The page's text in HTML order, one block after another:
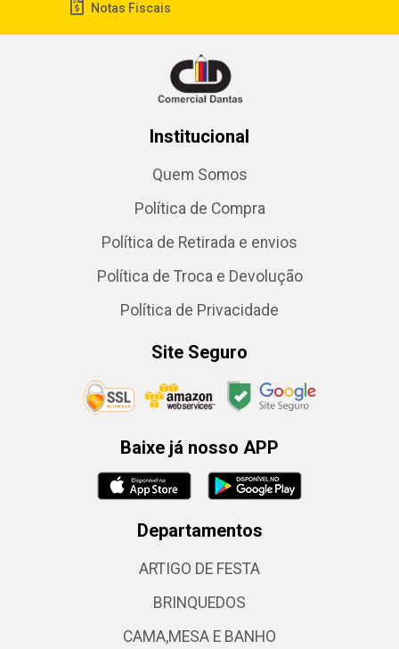
Notas Fiscais
Institucional
Quem Somos
Política de Compra
Política de Retirada e envios
Política de Troca e Devolução
Política de Privacidade
Site Seguro
Baixe já nosso APP
Departamentos
ARTIGO DE FESTA
BRINQUEDOS
CAMA,MESA E BANHO